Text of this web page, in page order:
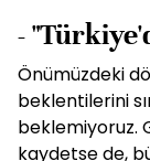
-
Önümüzdeki
beklentilerini
beklemiyoruz.
kaydetse de,